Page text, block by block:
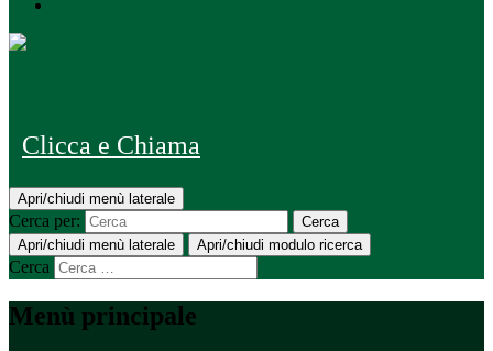
Clicca e Chiama
Apri/chiudi menù laterale
Cerca per:
Cerca
Apri/chiudi menù laterale
Apri/chiudi modulo ricerca
Cerca
Menù principale